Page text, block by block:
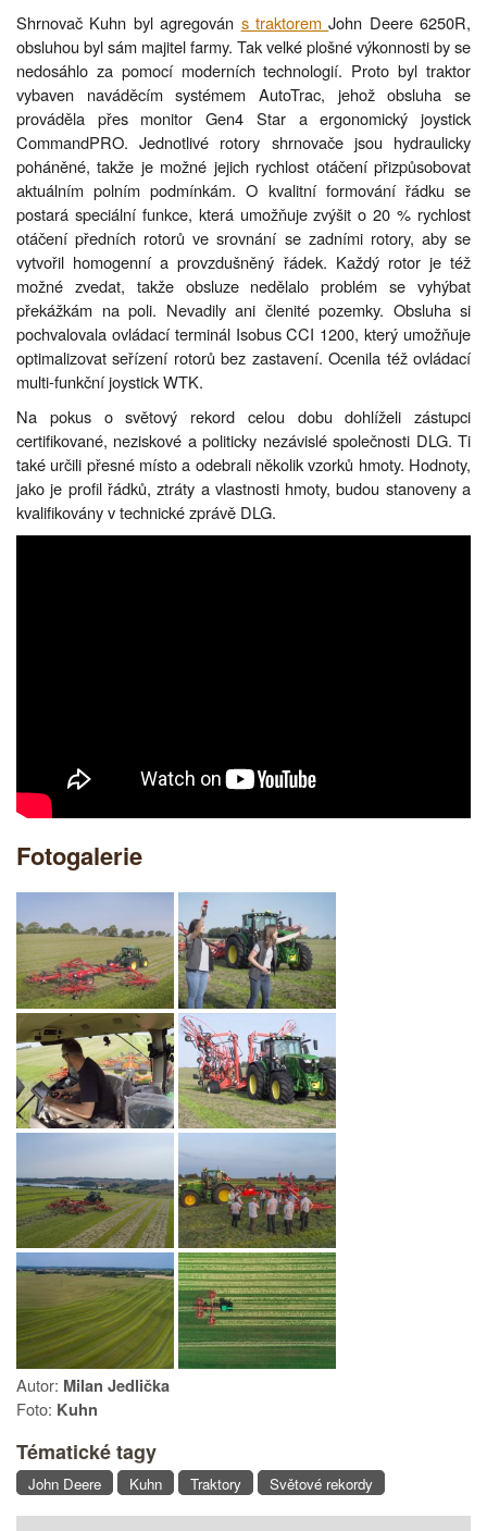
Shrnovač Kuhn byl agregován s traktoremJohn Deere 6250R,
obsluhou byl sám majitel farmy. Tak velké plošné výkonnosti by se
nedosáhlo za pomocí moderních technologií. Proto byl traktor
vybaven naváděcím systémem AutoTrac, jehož obsluha se
prováděla přes monitor Gen4 Star a ergonomický joystick
CommandPRO. Jednotlivé rotory shrnovače jsou hydraulicky
poháněné, takže je možné jejich rychlost otáčení přizpůsobovat
aktuálním polním podmínkám. O kvalitní formování řádku se
postará speciální funkce, která umožňuje zvýšit o 20 % rychlost
otáčení předních rotorů ve srovnání se zadními rotory, aby se
vytvořil homogenní a provzdušněný řádek. Každý rotor je též
možné zvedat, takže obsluze nedělalo problém se vyhýbat
překážkám na poli. Nevadily ani členité pozemky. Obsluha si
pochvalovala ovládací terminál Isobus CCI 1200, který umožňuje
optimalizovat seřízení rotorů bez zastavení. Ocenila též ovládací
multi-funkční joystick WTK.
Na pokus o světový rekord celou dobu dohlíželi zástupci
certifikované, neziskové a politicky nezávislé společnosti DLG. Ti
také určili přesné místo a odebrali několik vzorků hmoty. Hodnoty,
jako je profil řádků, ztráty a vlastnosti hmoty, budou stanoveny a
kvalifikovány v technické zprávě DLG.
Fotogalerie
Autor: Milan Jedlička
Foto: Kuhn
Tématické tagy
John Deere Kuhn Traktory Světové rekordy